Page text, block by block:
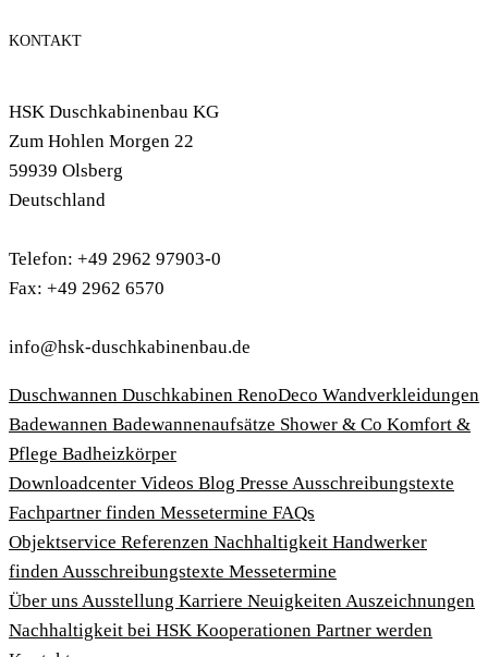
KONTAKT
HSK Duschkabinenbau KG
Zum Hohlen Morgen 22
59939 Olsberg
Deutschland
Telefon: +49 2962 97903-0
Fax: +49 2962 6570
info@hsk-duschkabinenbau.de
Duschwannen Duschkabinen RenoDeco Wandverkleidungen
Badewannen Badewannenaufsätze Shower & Co Komfort &
Pflege Badheizkörper
Download­center Videos Blog Presse Ausschreibungstexte
Fachpartner finden Messetermine FAQs
Objektservice Referenzen Nachhaltigkeit Handwerker
finden Ausschreibungstexte Messetermine
Über uns Ausstellung Karriere Neuigkeiten Auszeichnungen
Nachhaltigkeit bei HSK Kooperationen Partner werden